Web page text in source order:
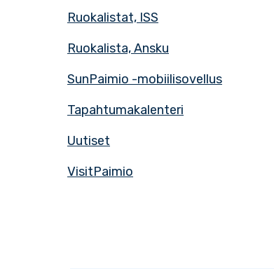
Ruokalistat, ISS
Ruokalista, Ansku
SunPaimio -mobiilisovellus
Tapahtumakalenteri
Uutiset
VisitPaimio